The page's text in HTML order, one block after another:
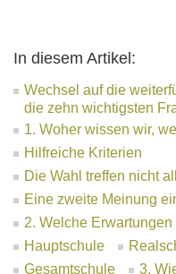
In diesem Artikel:
Wechsel auf die
die zehn wichtigsten
1. Woher wissen wir,
Hilfreiche Kriterien
Die Wahl treffen nicht
Eine zweite Meinung
2. Welche
Hauptschule
Gesamtschule
3.